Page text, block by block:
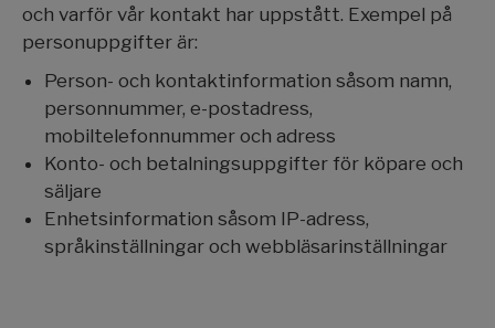
och varför vår kontakt har uppstått. Exempel på
personuppgifter är:
Person- och kontaktinformation såsom namn,
personnummer, e-postadress,
mobiltelefonnummer och adress
Konto- och betalningsuppgifter för köpare och
säljare
Enhetsinformation såsom IP-adress,
språkinställningar och webbläsarinställningar